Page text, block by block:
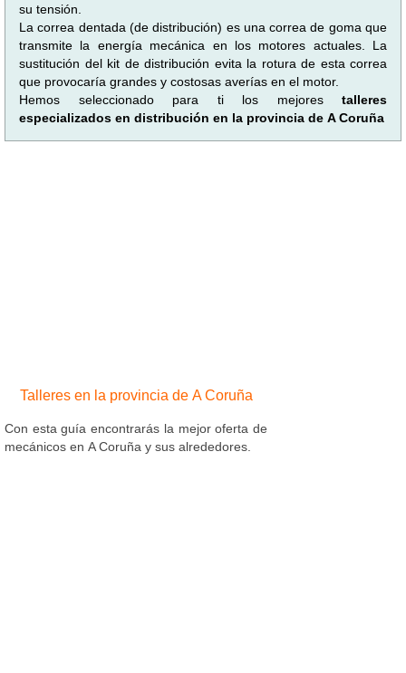
su tensión.
La correa dentada (de distribución) es una correa de goma que
transmite la energía mecánica en los motores actuales. La
sustitución del kit de distribución evita la rotura de esta correa
que provocaría grandes y costosas averías en el motor.
Hemos seleccionado para ti los mejores talleres
especializados en distribución en la provincia de A Coruña
Talleres en la provincia de A Coruña
Con esta guía encontrarás la mejor oferta de
mecánicos en A Coruña y sus alrededores.